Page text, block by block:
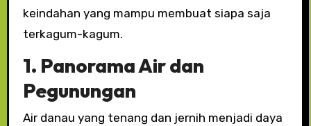
keindahan yang mampu membuat siapa saja
terkagum-kagum.
1. Panorama Air dan
Pegunungan
Air danau yang tenang dan jernih menjadi daya